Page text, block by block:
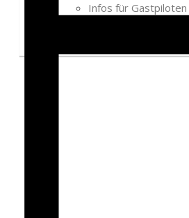
Infos für Gastpiloten